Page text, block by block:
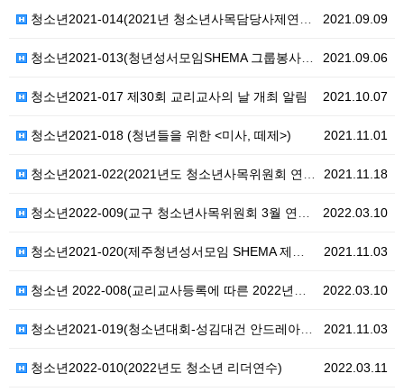
2021.09.09
청소년2021-014(2021년 청소년사목담당사제연수)
2021.09.06
청소년2021-013(청년성서모임SHEMA 그룹봉사자교…
2021.10.07
청소년2021-017 제30회 교리교사의 날 개최 알림
2021.11.01
청소년2021-018 (청년들을 위한 <미사, 떼제>)
2021.11.18
청소년2021-022(2021년도 청소년사목위원회 연수…
2022.03.10
청소년2022-009(교구 청소년사목위원회 3월 연수일…
2021.11.03
청소년2021-020(제주청년성서모임 SHEMA 제주 …
2022.03.10
청소년 2022-008(교리교사등록에 따른 2022년도…
2021.11.03
청소년2021-019(청소년대회-성김대건 안드레아신부님…
2022.03.11
청소년2022-010(2022년도 청소년 리더연수)